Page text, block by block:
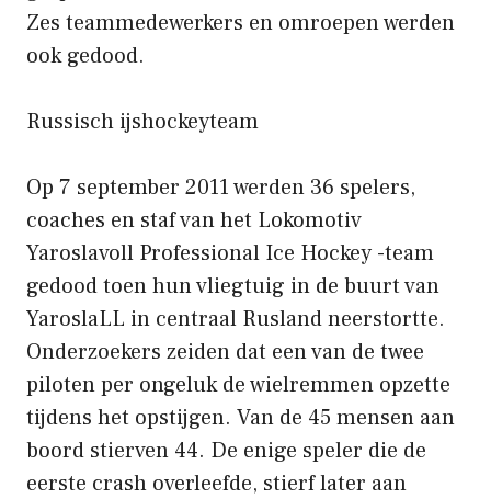
Zes teammedewerkers en omroepen werden
ook gedood.
Russisch ijshockeyteam
Op 7 september 2011 werden 36 spelers,
coaches en staf van het Lokomotiv
Yaroslavoll Professional Ice Hockey -team
gedood toen hun vliegtuig in de buurt van
YaroslaLL in centraal Rusland neerstortte.
Onderzoekers zeiden dat een van de twee
piloten per ongeluk de wielremmen opzette
tijdens het opstijgen. Van de 45 mensen aan
boord stierven 44. De enige speler die de
eerste crash overleefde, stierf later aan